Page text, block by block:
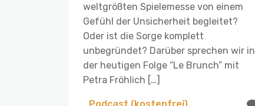
weltgrößten Spielemesse von einem
Gefühl der Unsicherheit begleitet?
Oder ist die Sorge komplett
unbegründet? Darüber sprechen wir in
der heutigen Folge “Le Brunch” mit
Petra Fröhlich […]